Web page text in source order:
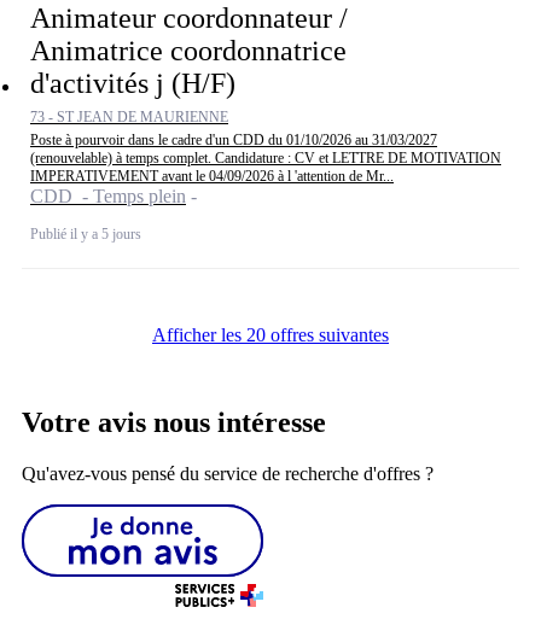
Animateur coordonnateur /
Animatrice coordonnatrice
d'activités j (H/F)
73 - ST JEAN DE MAURIENNE
Poste à pourvoir dans le cadre d'un CDD du 01/10/2026 au 31/03/2027
(renouvelable) à temps complet. Candidature : CV et LETTRE DE MOTIVATION
IMPERATIVEMENT avant le 04/09/2026 à l 'attention de Mr...
CDD - Temps plein
Publié il y a 5 jours
Afficher les 20 offres suivantes
Votre avis nous intéresse
Qu'avez-vous pensé du service de recherche d'offres ?